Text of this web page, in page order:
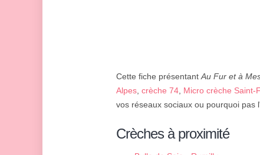
Cette fiche présentant Au Fur et à
Alpes crèche 74 Micro crèche Saint-
vos réseaux sociaux ou pourquoi pas
Crèches à proximité